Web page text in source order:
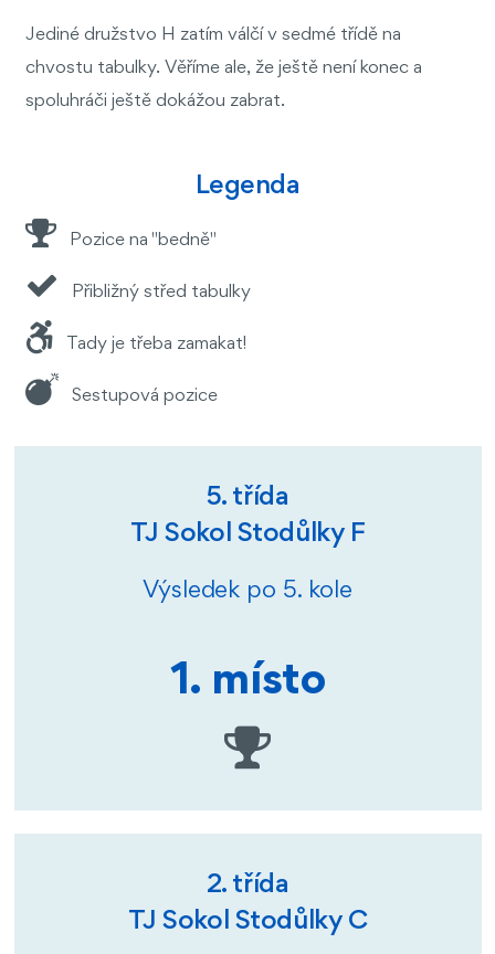
Jediné družstvo H zatím válčí v sedmé třídě na
chvostu tabulky. Věříme ale, že ještě není konec a
spoluhráči ještě dokážou zabrat.
Legenda
Pozice na "bedně"
Přibližný střed tabulky
Tady je třeba zamakat!
Sestupová pozice
5. třída
TJ Sokol Stodůlky F
Výsledek po 5. kole
1. místo
2. třída
TJ Sokol Stodůlky C